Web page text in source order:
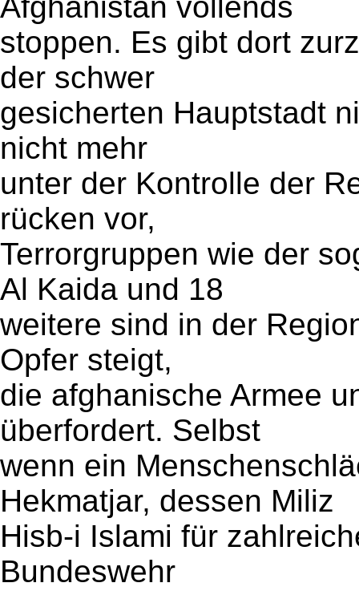
Afghanistan vollends
stoppen. Es gibt dort
der schwer
gesicherten Hauptstadt
nicht mehr
unter der Kontrolle der
rücken vor,
Terrorgruppen wie der
Al Kaida und 18
weitere sind in der
Opfer steigt,
die afghanische Armee
überfordert. Selbst
wenn ein
Hekmatjar, dessen Miliz
Hisb-i Islami für
Bundeswehr